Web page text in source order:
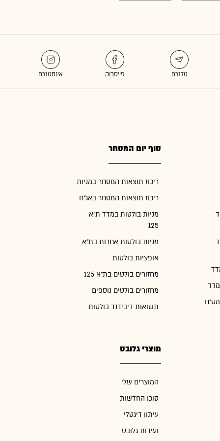
מדד
מט"ח
סוף יום המסחר
ריכוז תוצאות המסחר במניות
ריכוז תוצאות המסחר באג"ח
מניות בולטות במדד ת"א
125
מניות בולטות אחרות בת"א
אופציות בולטות
מחזורים בולטים בת"א 125
מחזורים בולטים נוספים
תשואות דיבידנד בולטות
מוצרי גלובס
המוצרים שלי
סוכן החדשות
עיתון דיגטלי
ועידות גלובס